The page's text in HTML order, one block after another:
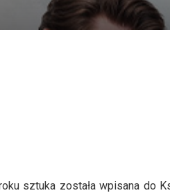
sztuka została wpisana do